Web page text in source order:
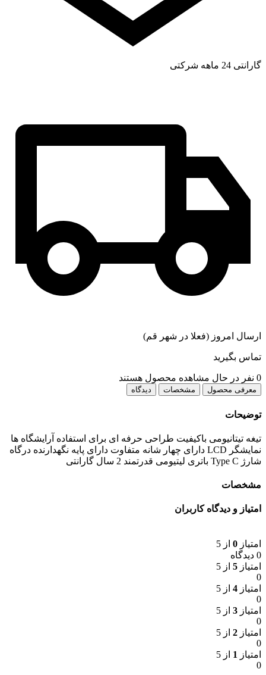
گارانتی 24 ماهه شرکتی
ارسال امروز (فعلا در شهر قم)
تماس بگیرید
0 نفر در حال مشاهده محصول هستند
معرفی محصول مشخصات دیدگاه
توضیحات
تیغه تیتانیومی باکیفیت طراحی حرفه ای برای استفاده آرایشگاه ها
نمایشگر LCD دارای چهار شانه متفاوت دارای پایه نگهدارنده درگاه
شارژ Type C باتری لیتیومی قدرتمند 2 سال گارانتی
مشخصات
امتیاز و دیدگاه کاربران
امتیاز 0 از 5
0 دیدگاه
امتیاز 5 از 5
0
امتیاز 4 از 5
0
امتیاز 3 از 5
0
امتیاز 2 از 5
0
امتیاز 1 از 5
0